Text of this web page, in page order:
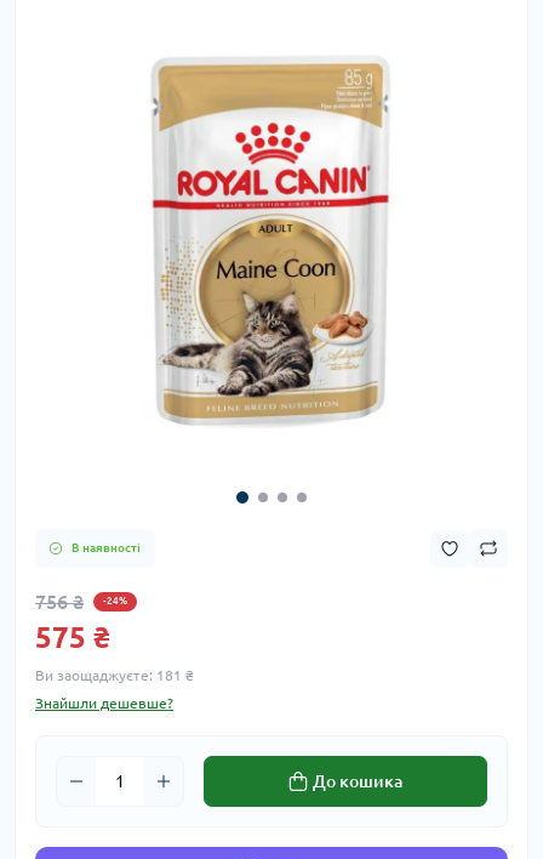
В наявності
756 ₴ -24%
575 ₴
Ви заощаджуєте: 181 ₴
Знайшли дешевше?
До кошика